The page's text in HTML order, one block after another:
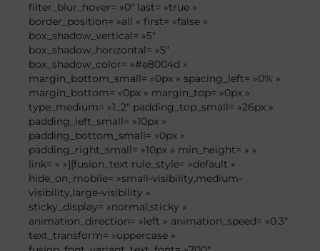
filter_blur_hover= »0″ last= »true »
border_position= »all » first= »false »
box_shadow_vertical= »5″
box_shadow_horizontal= »5″
box_shadow_color= »#e8004d »
margin_bottom_small= »0px » spacing_left= »0% »
margin_bottom= »0px » margin_top= »0px »
type_medium= »1_2″ padding_top_small= »26px »
padding_left_small= »10px »
padding_bottom_small= »0px »
padding_right_small= »10px » min_height= » »
link= » »][fusion_text rule_style= »default »
hide_on_mobile= »small-visibility,medium-
visibility,large-visibility »
sticky_display= »normal,sticky »
animation_direction= »left » animation_speed= »0.3″
text_transform= »uppercase »